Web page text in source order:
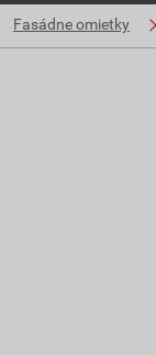
Fasádne omietky